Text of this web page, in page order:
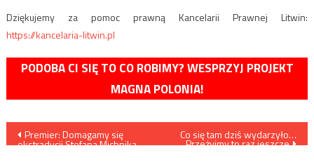
Dziękujemy za pomoc prawną Kancelarii Prawnej Litwin:
https://kancelaria-litwin.pl
PODOBA CI SIĘ TO CO ROBIMY? WESPRZYJ PROJEKT
MAGNA POLONIA!
Nawigacja
Premier: Domagamy się
ekstradycji Stefana Michnika,
Co się tam dziś wydarzyło…
Przeżyjmy to raz jeszcze